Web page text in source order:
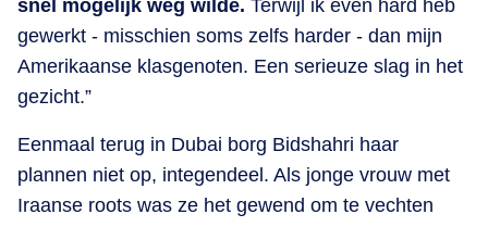
snel mogelijk weg wilde. Terwijl ik even hard heb
gewerkt - misschien soms zelfs harder - dan mijn
Amerikaanse klasgenoten. Een serieuze slag in het
gezicht.”
Eenmaal terug in Dubai borg Bidshahri haar
plannen niet op, integendeel. Als jonge vrouw met
Iraanse roots was ze het gewend om te vechten